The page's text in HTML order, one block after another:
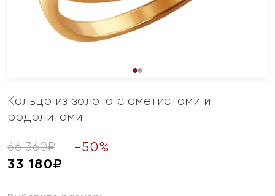
Кольцо из золота с аметистами и
родолитами
66 360₽ -50%
33 180₽